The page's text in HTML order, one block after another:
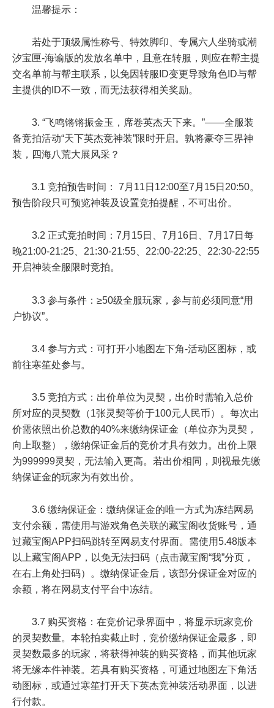
温馨提示：
若处于顶级属性称号、特效脚印、专属六人坐骑或潮
汐宝匣-海谕版的发放名单中，且意在转服，则应在帮主提
交名单前与帮主联系，以免因转服ID变更导致角色ID与帮
主提供的ID不一致，而无法获得相关奖励。
3. “飞鸣锵锵振金玉，席卷英杰天下来。”——全服装
备竞拍活动“天下英杰竞神装”限时开启。孰将豪夺三界神
装，四海八荒大展风采？
3.1 竞拍预告时间： 7月11日12:00至7月15日20:50。
预告阶段只可预览神装及设置竞拍提醒，不可出价。
3.2 正式竞拍时间： 7月15日、7月16日、7月17日每
晚21:00-21:25、21:30-21:55、22:00-22:25、22:30-22:55
开启神装全服限时竞拍。
3.3 参与条件： ≥50级全服玩家，参与前必须同意“用
户协议”。
3.4 参与方式：可打开小地图左下角-活动区图标，或
前往寒笙处参与。
3.5 竞拍方式：出价单位为灵契，出价时需输入总价
所对应的灵契数（1张灵契等价于100元人民币）。每次出
价需依照出价总数的40%来缴纳保证金（单位亦为灵契，
向上取整），缴纳保证金后的竞价才具有效力。出价上限
为999999灵契，无法输入更高。若出价相同，则视最先缴
纳保证金的玩家为有效出价。
3.6 缴纳保证金：缴纳保证金的唯一方式为冻结网易
支付余额，需使用与游戏角色关联的藏宝阁收货账号，通
过藏宝阁APP扫码跳转至网易支付界面。需使用5.48版本
以上藏宝阁APP，以免无法扫码（点击藏宝阁“我”分页，
在右上角处扫码）。缴纳保证金后，该部分保证金对应的
余额，将在网易支付平台中冻结。
3.7 购买资格：在竞价记录界面中，将显示玩家竞价
的灵契数量。本轮拍卖截止时，竞价缴纳保证金最多，即
灵契数最多的玩家，将获得神装的购买资格，而其他玩家
将无缘本件神装。若具有购买资格，可通过地图左下角活
动图标，或通过寒笙打开天下英杰竞神装活动界面，以进
行付款。